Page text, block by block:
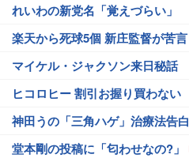
れいわの新党名「覚えづらい」
楽天から死球5個 新庄監督が苦言
マイケル・ジャクソン来日秘話
ヒコロヒー 割引お握り買わない
神田うの「三角ハゲ」治療法告白
堂本剛の投稿に「匂わせなの?」